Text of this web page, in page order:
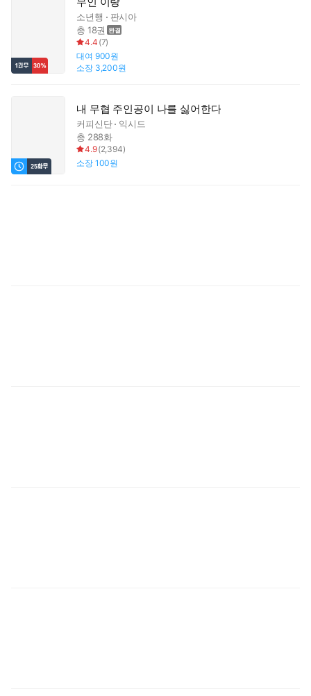
소년행
판시아
총 18권
4.4 (7)
대여 900원
소장 3,200원
내 무협 주인공이 나를 싫어한다
커피신단
익시드
총 288화
4.9(2,394)
소장 100원